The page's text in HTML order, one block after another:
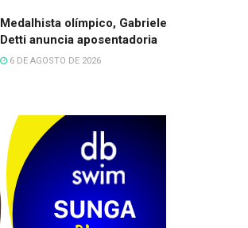
Medalhista olímpico, Gabriele
Detti anuncia aposentadoria
6 DE AGOSTO DE 2026